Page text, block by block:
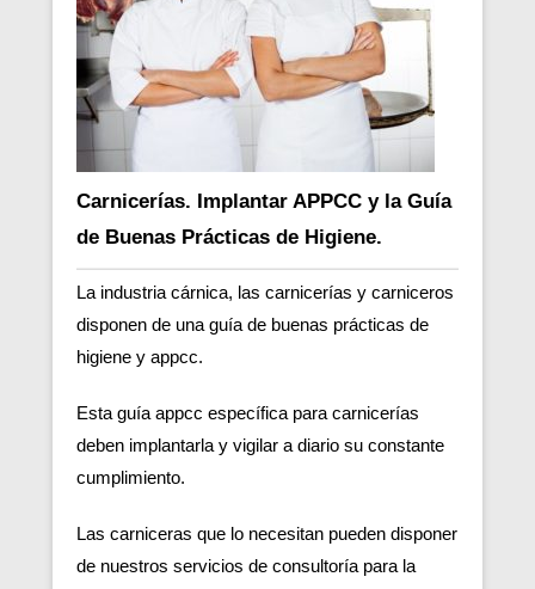
Carnicerías. Implantar APPCC y la Guía
de Buenas Prácticas de Higiene.
La industria cárnica, las carnicerías y carniceros
disponen de una guía de buenas prácticas de
higiene y appcc.
Esta guía appcc específica para carnicerías
deben implantarla y vigilar a diario su constante
cumplimiento.
Las carniceras que lo necesitan pueden disponer
de nuestros servicios de consultoría para la